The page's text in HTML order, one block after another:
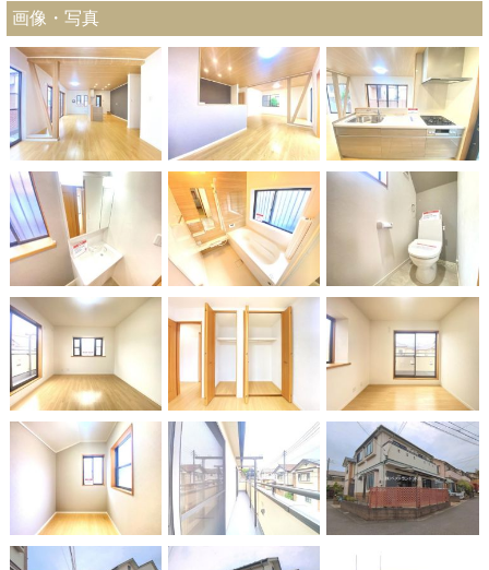
画像・写真